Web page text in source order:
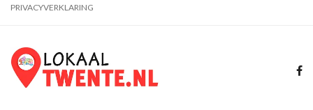
PRIVACYVERKLARING